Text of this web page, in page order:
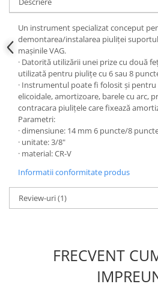
Slefuitoare electrice
Scule fixare distributie
Alfa romeo
Audi
Bmw
Chevrolet
Chrysler
Citroen
Dacia
Fiat
Ford
Jaguar
Jeep
Un instrument specializat conceput
demontarea/instalarea piuliței
mașinile VAG.
· Datorită utilizării unei prize cu două
utilizată pentru piulițe cu 6 sau 8
· Instrumentul poate fi folosit și
elicoidale, amortizoare, barele cu arc,
contracara piulițele care fixează
Parametri:
· dimensiune: 14 mm 6 puncte/8
· unitate: 3/8"
· material: CR-V
Informatii conformitate produs
Review-uri(1)
FRECVENT